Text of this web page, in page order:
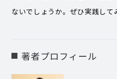
ないでしょうか。ぜひ実践して
著者プロフィール